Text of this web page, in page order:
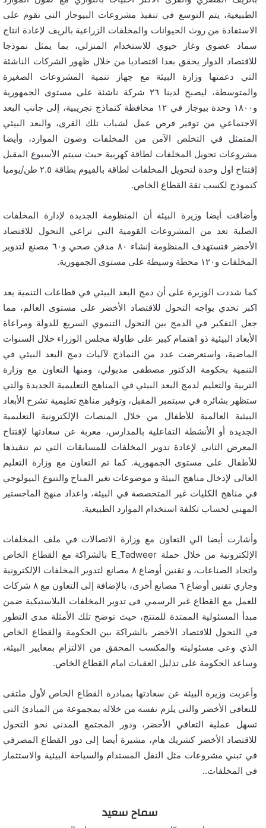
الطبيعية، يتم التوسع في تنفيذ مشروعات البيوجاز التي تقوم على
الاستفادة من روث الحيوانات والمخلفات الزراعية بالريف لإعادة انتاج
سماد عضوي وغاز حيوي للاستخدام المنزلي، بما يمثل نموذجا
للاقتصاد الدوار يحقق بعدا اقتصاديا من خلال ظهور الشركات الناشئة
التي دعمتها وزارة البيئة مع جهاز تنمية المشروعات الصغيرة
والمتوسطة، ليصبح لدينا ٢٦ شركة ناشئة على مستوى الجمهورية
و١٨٠٠ وحدة بيوجاز في ١٢ محافظة كنماذج تجريبية، إلى جانب البعد
الاجتماعي من توفير فرص عمل لشباب تلك القرى، والبعد البيئي
المتمثل في التخلص الآمن من المخلفات وصون الموارد، وأيضا
مشروعات تحويل المخلفات لطاقة كهربية حيث سيتم الأسبوع المقبل
إفتتاح اول وحدة لتحويل المخلفات لطاقة بالفيوم بطاقة ٢.٥ طن/يوميا
كنموذج لكسب ثقة القطاع الخاص.
وأضافت أيضا وزيرة البيئة أن المنظومة الجديدة لإدارة المخلفات
الصلبة تعد من المشروعات القومية التي تراعي التحول للاقتصاد
الأخضر فتستهدف المنظومة إنشاء ٨٠ مدفن صحي و٦٠ مصنع لتدوير
المخلفات و١٢٠ محطة وسيطة على مستوى الجمهورية.
كما شددت الوزيرة على أن دمج البعد البيئي في قطاعات التنمية يعد
اكبر تحدي يواجه التحول للاقتصاد الأخضر على مستوى العالم، مما
جعل التفكير في الدمج بين التحول التنموي السريع للدولة ومراعاة
الأبعاد البيئية ذو اهتمام كبير على طاولة مجلس الوزراء خلال السنوات
الماضية، واستعرضت عدد من النماذج لآليات دمج البعد البيئي في
التنمية بحكومة الدكتور مصطفى مدبولي، ومنها التعاون مع وزارة
التربية والتعليم لدمج البعد البيئي في المناهج التعليمية الجديدة والتي
ستظهر بشائره في سبتمبر المقبل، وتوفير مناهج تعليمية تشرح الأبعاد
البيئية العالمية للأطفال من خلال المنصات الإلكترونية التعليمية
الجديدة أو الأنشطة التفاعلية بالمدارس، معربة عن سعادتها لإفتتاح
المعرض الثاني لإعادة تدوير المخلفات للمسابقات التي تم تنفيذها
للأطفال على مستوى الجمهورية. كما تم التعاون مع وزارة التعليم
العالى لإدخال مناهج البيئة و موضوعات تغير المناخ والتنوع البيولوجي
في مناهج الكليات غير المتخصصة في البيئة، واعداد منهج الماجستير
المهني لحساب تكلفة استخدام الموارد الطبيعية.
وأشارت أيضا الي التعاون مع وزارة الاتصالات في ملف المخلفات
الإلكترونية من خلال حملة E_Tadweer بالشراكة مع القطاع الخاص
واتحاد الصناعات، و تقنين أوضاع ٨ مصانع لتدوير المخلفات الإلكترونية
وجاري تقنين أوضاع ٦ مصانع أخرى، بالإضافة إلى التعاون مع ٨ شركات
للعمل مع القطاع غير الرسمي فى تدوير المخلفات البلاستيكية ضمن
مبدأ المسئولية الممتدة للمنتج، حيث توضح تلك الأمثلة مدى التطور
في التحول للاقتصاد الأخضر بالشراكة بين الحكومة والقطاع الخاص
الذي وعى مسئوليته والمكسب المحقق من الالتزام بمعايير البيئة،
وساعد الحكومة على تذليل العقبات امام القطاع الخاص.
وأعربت وزيرة البيئة عن سعادتها بمبادرة القطاع الخاص لأول ملتقى
للتعافي الأخضر والتي يلزم نفسه من خلاله بمجموعة من المبادئ التي
تسهل عملية التعافي الأخضر، ودور المجتمع المدنى نحو التحول
للاقتصاد الأخضر كشريك هام، مشيرة أيضا إلى دور القطاع المصرفي
في تبني مشروعات مثل النقل المستدام والسياحة البيئية والاستثمار
في المخلفات..
سماح سعيد